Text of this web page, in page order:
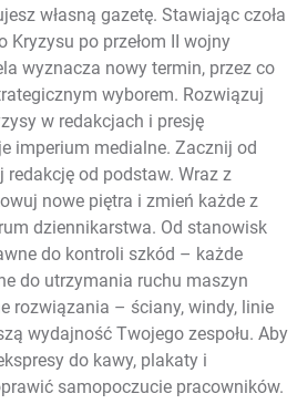
własną gazetę. Stawiając czoła
Kryzysu po przełom II wojny
wyznacza nowy termin, przez co
wyborem. Rozwiązuj
w redakcjach i presję
imperium medialne. Zacznij od
od podstaw. Wraz z
nowe piętra i zmień każde z
dziennikarstwa. Od stanowisk
do kontroli szkód – każde
do utrzymania ruchu maszyn
rozwiązania – ściany, windy, linie
wydajność Twojego zespołu. Aby
do kawy, plakaty i
samopoczucie pracowników.